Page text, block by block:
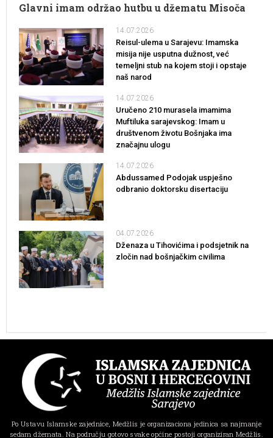
Glavni imam održao hutbu u džematu Misoča
14.07.2026
Reisul-ulema u Sarajevu: Imamska
misija nije usputna dužnost, već
temeljni stub na kojem stoji i opstaje
naš narod
14.07.2026
Uručeno 210 murasela imamima
Muftiluka sarajevskog: Imam u
društvenom životu Bošnjaka ima
značajnu ulogu
14.07.2026
Abdussamed Podojak uspješno
odbranio doktorsku disertaciju
04.07.2026
Dženaza u Tihovićima i podsjetnik na
zločin nad bošnjačkim civilima
Po Ustavu Islamske zajednice, Medžlis je organizaciona jedinica sa najmanje
sedam džemata. Na području gotovo svake općine postoji organiziran Medžlis.